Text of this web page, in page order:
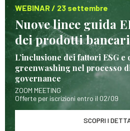
WEBINAR / 23 settembre
Nuove linee guida
dei prodotti bancari
L’inclusione dei fattori ESG
greenwashing nel processo
governance
ZOOM MEETING
Offerte per iscrizioni entro il 02/09
SCOPRI I